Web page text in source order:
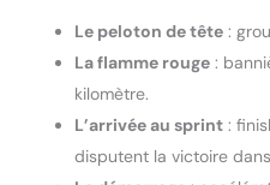
Le peloton de tête :
La flamme rouge :
kilomètre.
L’arrivée au sprint :
disputent la victoire